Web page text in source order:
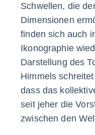
Schwellen, die
Dimensionen
finden sich auch
Ikonographie
Darstellung des
Himmels
dass das
seit jeher die
zwischen den